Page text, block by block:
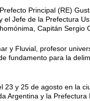
Principal (RE)
Jefe de la Prefectura
Capitán Sergio
y Fluvial, profesor
fundamento para la
y 25 de agosto en la
Argentina y la Prefectura